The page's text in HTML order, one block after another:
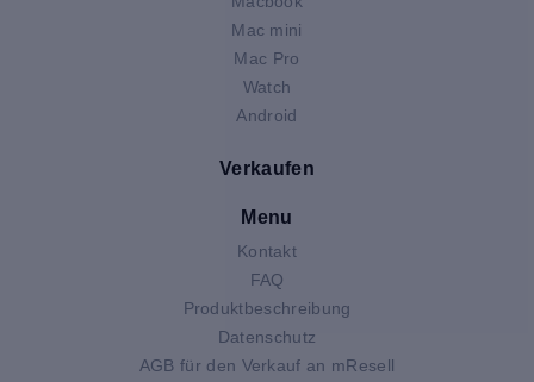
Mac mini
Mac Pro
Watch
Android
Verkaufen
Menu
Kontakt
FAQ
Produktbeschreibung
Datenschutz
AGB für den Verkauf an mResell